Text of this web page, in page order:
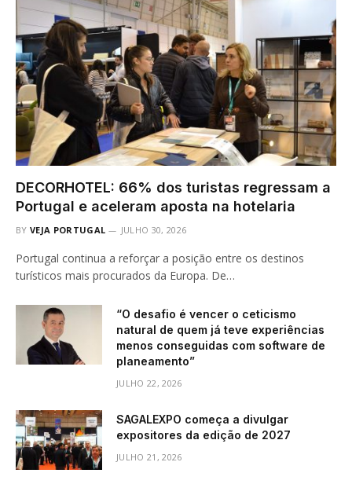
DECORHOTEL: 66% dos turistas regressam a
Portugal e aceleram aposta na hotelaria
BY VEJA PORTUGAL JULHO 30, 2026
Portugal continua a reforçar a posição entre os destinos
turísticos mais procurados da Europa. De…
“O desafio é vencer o ceticismo
natural de quem já teve experiências
menos conseguidas com software de
planeamento”
JULHO 22, 2026
SAGALEXPO começa a divulgar
expositores da edição de 2027
JULHO 21, 2026